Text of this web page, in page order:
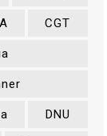
CGT
DNU